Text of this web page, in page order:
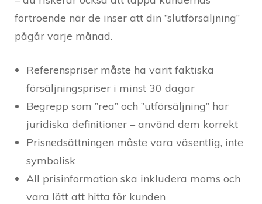
förtroende när de inser att din ”slutförsäljning”
pågår varje månad.
Referenspriser måste ha varit faktiska
försäljningspriser i minst 30 dagar
Begrepp som ”rea” och ”utförsäljning” har
juridiska definitioner – använd dem korrekt
Prisnedsättningen måste vara väsentlig, inte
symbolisk
All prisinformation ska inkludera moms och
vara lätt att hitta för kunden